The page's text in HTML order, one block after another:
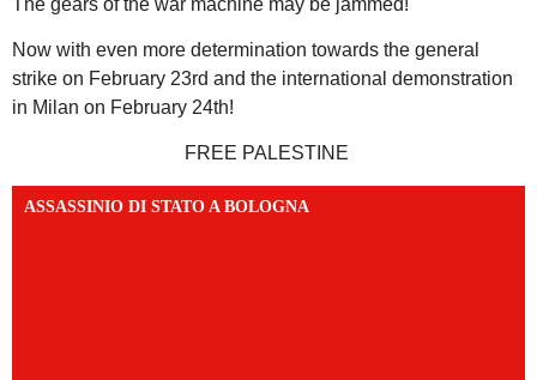
Now with even more determination towards the general
strike on February 23rd and the international demonstration
in Milan on February 24th!
FREE PALESTINE
ASSASSINIO DI STATO A BOLOGNA